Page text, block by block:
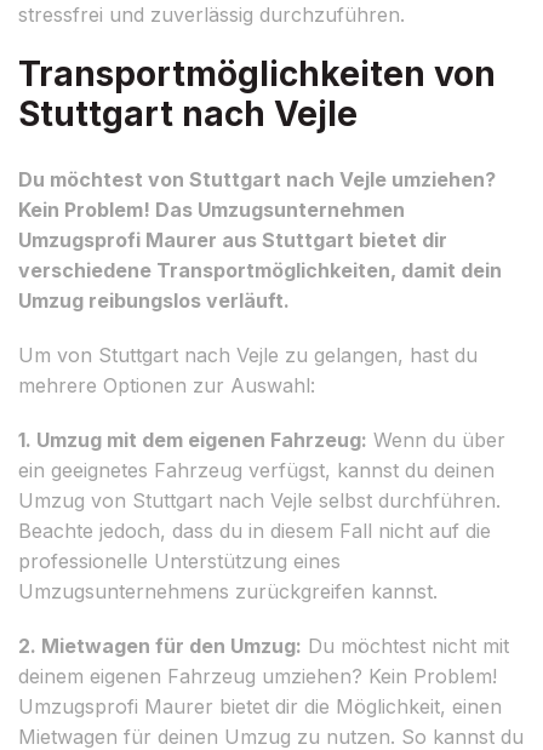
stressfrei und zuverlässig durchzuführen.
Transportmöglichkeiten von
Stuttgart nach Vejle
Du möchtest von Stuttgart nach Vejle umziehen?
Kein Problem! Das Umzugsunternehmen
Umzugsprofi Maurer aus Stuttgart bietet dir
verschiedene Transportmöglichkeiten, damit dein
Umzug reibungslos verläuft.
Um von Stuttgart nach Vejle zu gelangen, hast du
mehrere Optionen zur Auswahl:
1. Umzug mit dem eigenen Fahrzeug: Wenn du über
ein geeignetes Fahrzeug verfügst, kannst du deinen
Umzug von Stuttgart nach Vejle selbst durchführen.
Beachte jedoch, dass du in diesem Fall nicht auf die
professionelle Unterstützung eines
Umzugsunternehmens zurückgreifen kannst.
2. Mietwagen für den Umzug: Du möchtest nicht mit
deinem eigenen Fahrzeug umziehen? Kein Problem!
Umzugsprofi Maurer bietet dir die Möglichkeit, einen
Mietwagen für deinen Umzug zu nutzen. So kannst du